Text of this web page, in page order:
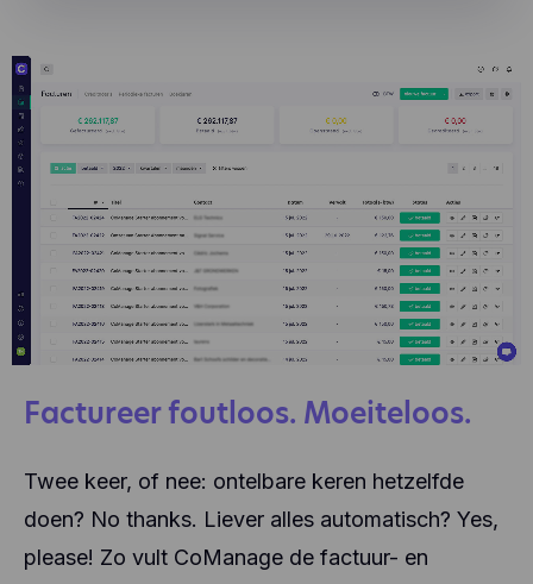
Factureer foutloos. Moeiteloos.
Twee keer, of nee: ontelbare keren hetzelfde
doen? No thanks. Liever alles automatisch? Yes,
please! Zo vult CoManage de factuur- en